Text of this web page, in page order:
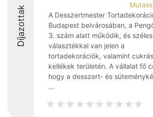
Díjazottak
A Desszertmester
Budapest belvárosában, a
3. szám alatt működik, és széles
választékkal van jelen a
tortadekorációk, valamint
kellékek területén. A vállalat fő
hogy a desszert- és
...